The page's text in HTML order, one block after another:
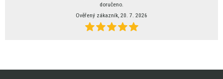
doručeno.
Ověřený zákazník, 20. 7. 2026